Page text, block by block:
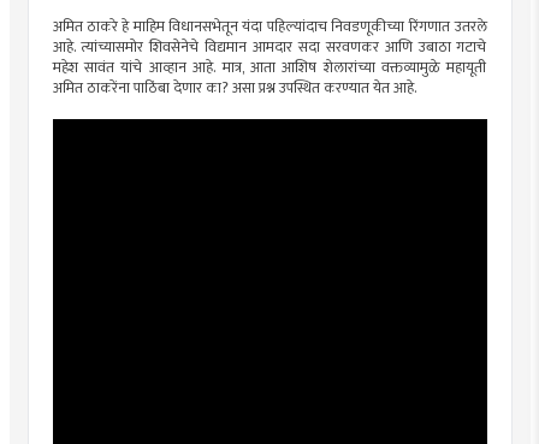
अमित ठाकरे हे माहिम विधानसभेतून यंदा पहिल्यांदाच निवडणूकीच्या रिंगणात उतरले
आहे. त्यांच्यासमोर शिवसेनेचे विद्यमान आमदार सदा सरवणकर आणि उबाठा गटाचे
महेश सावंत यांचे आव्हान आहे. मात्र, आता आशिष शेलारांच्या वक्तव्यामुळे महायूती
अमित ठाकरेंना पाठिंबा देणार का? असा प्रश्न उपस्थित करण्यात येत आहे.